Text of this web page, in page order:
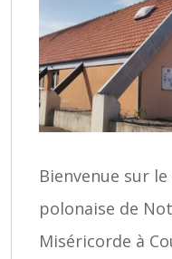
Bienvenue sur
polonaise de
Miséricorde à